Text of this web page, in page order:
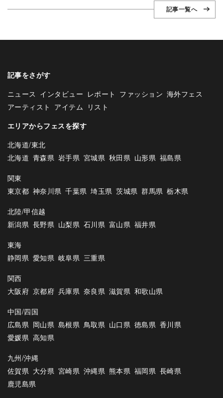
記事一覧へ
記事をさがす
ニュース インタビュー レポート ファッション 海外フェス
アーティスト アイテム リスト
エリアからフェスを探す
北海道/東北
北海道 青森県 岩手県 宮城県 秋田県 山形県 福島県
関東
東京都 神奈川県 千葉県 埼玉県 茨城県 群馬県 栃木県
北陸/甲信越
新潟県 長野県 山梨県 石川県 富山県 福井県
東海
静岡県 愛知県 岐阜県 三重県
関西
大阪府 京都府 兵庫県 奈良県 滋賀県 和歌山県
中国/四国
広島県 岡山県 島根県 鳥取県 山口県 徳島県 香川県
愛媛県 高知県
九州/沖縄
佐賀県 大分県 宮崎県 沖縄県 熊本県 福岡県 長崎県
鹿児島県